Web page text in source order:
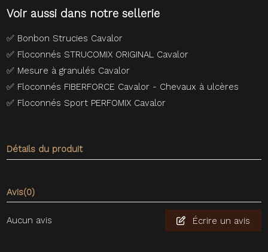
Voir aussi dans notre sellerie
✅ Bonbon Strucies Cavalor
✅ Floconnés STRUCOMIX ORIGINAL Cavalor
✅ Mesure à granulés Cavalor
✅ Floconnés FIBERFORCE Cavalor - Chevaux à ulcères
✅ Floconnés Sport PERFOMIX Cavalor
Détails du produit
Avis(0)
Aucun avis Écrire un avis